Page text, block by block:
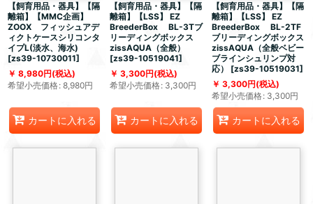
【飼育用品・器具】【隔
離箱】【MMC企画】
ZOOX フィッシュアデ
ィクトケースシリコンタ
イプL(淡水、海水)
[zs39-10730011]
8,980円(税込)
希望小売価格: 8,980円
カートに入れる
【飼育用品・器具】【隔
離箱】【LSS】 EZ
BreederBox BL-3Tブ
リーディングボックス
zissAQUA（全般）
[zs39-10519041]
3,300円(税込)
希望小売価格: 3,300円
カートに入れる
【飼育用品・器具】【隔
離箱】【LSS】 EZ
BreederBox BL-2TF
ブリーディングボックス
zissAQUA（全般ベビー
ブラインシュリンプ対
応）
[zs39-10519031]
3,300円(税込)
希望小売価格: 3,300円
カートに入れる